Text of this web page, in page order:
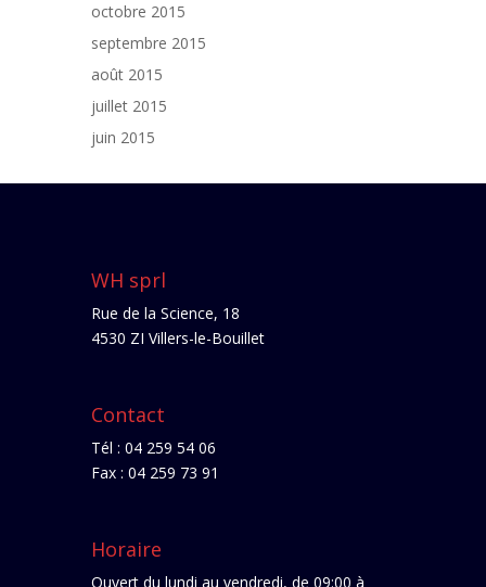
octobre 2015
septembre 2015
août 2015
juillet 2015
juin 2015
WH sprl
Rue de la Science, 18
4530 ZI Villers-le-Bouillet
Contact
Tél : 04 259 54 06
Fax : 04 259 73 91
Horaire
Ouvert du lundi au vendredi, de 09:00 à